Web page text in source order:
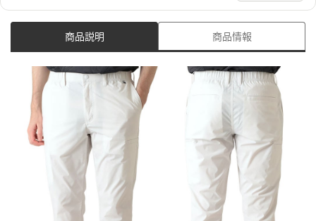
商品説明 商品情報